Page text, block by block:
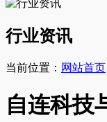
行业资讯
当前位置： 网站首页
自连科技